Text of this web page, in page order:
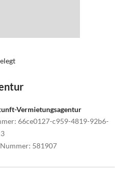
Vermietungsagentur
: 66ce0127-c959-4819-92b6-
: 581907